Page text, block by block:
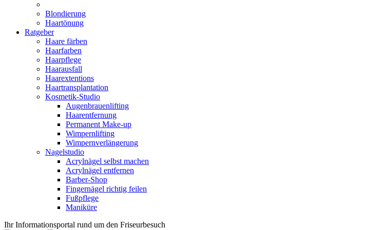
Blondierung
Haartönung
Ratgeber
Haare färben
Haarfarben
Haarpflege
Haarausfall
Haarextentions
Haartransplantation
Kosmetik-Studio
Augenbrauenlifting
Haarentfernung
Permanent Make-up
Wimpernlifting
Wimpernverlängerung
Nagelstudio
Acrylnägel selbst machen
Acrylnägel entfernen
Barber-Shop
Fingernägel richtig feilen
Fußpflege
Maniküre
Ihr Informationsportal rund um den Friseurbesuch